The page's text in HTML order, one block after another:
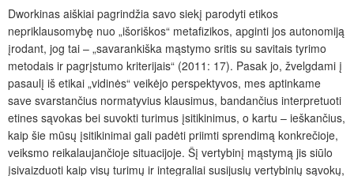
Dworkinas aiškiai pagrindžia savo siekį parodyti etikos
nepriklausomybę nuo „išoriškos“ metafizikos, apginti jos autonomiją
įrodant, jog tai – „savarankiška mąstymo sritis su savitais tyrimo
metodais ir pagrįstumo kriterijais“ (2011: 17). Pasak jo, žvelgdami į
pasaulį iš etikai „vidinės“ veikėjo perspektyvos, mes aptinkame
save svarstančius normatyvius klausimus, bandančius interpretuoti
etines sąvokas bei suvokti turimus įsitikinimus, o kartu – ieškančius,
kaip šie mūsų įsitikinimai gali padėti priimti sprendimą konkrečioje,
veiksmo reikalaujančioje situacijoje. Šį vertybinį mąstymą jis siūlo
įsivaizduoti kaip visų turimų ir integraliai susijusių vertybinių sąvokų,